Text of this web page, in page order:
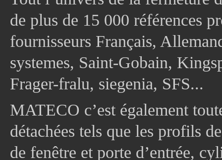
de plus de 15 000 références
fournisseurs Français,
systemes, Saint-Gobain,
Frager-fralu, siegenia, SFS...
MATECO c’est également
détachées tels que les profils
de fenêtre et porte d’entrée,